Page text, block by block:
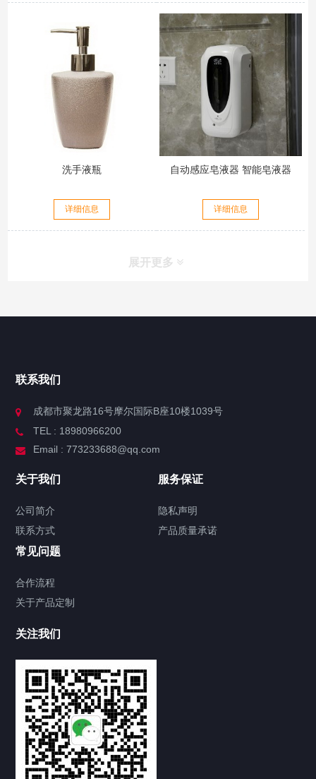
洗手液瓶
详细信息
自动感应皂液器 智能皂液器
详细信息
展开更多
联系我们
成都市聚龙路16号摩尔国际B座10楼1039号
TEL : 18980966200
Email : 773233688@qq.com
关于我们
公司简介
联系方式
服务保证
隐私声明
产品质量承诺
常见问题
合作流程
关于产品定制
关注我们